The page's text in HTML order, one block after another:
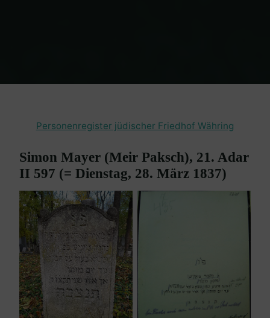
Personenregister jüdischer Friedhof Währing
Simon Mayer (Meir Paksch), 21. Adar
II 597 (= Dienstag, 28. März 1837)